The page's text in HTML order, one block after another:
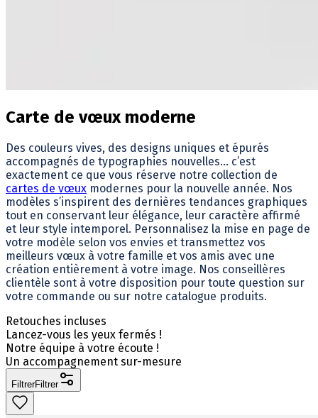
Carte de vœux moderne
Des couleurs vives, des designs uniques et épurés
accompagnés de typographies nouvelles… c’est
exactement ce que vous réserve notre collection de
cartes de vœux modernes pour la nouvelle année. Nos
modèles s’inspirent des dernières tendances graphiques
tout en conservant leur élégance, leur caractère affirmé
et leur style intemporel. Personnalisez la mise en page de
votre modèle selon vos envies et transmettez vos
meilleurs vœux à votre famille et vos amis avec une
création entièrement à votre image. Nos conseillères
clientèle sont à votre disposition pour toute question sur
votre commande ou sur notre catalogue produits.
Retouches incluses
Lancez-vous les yeux fermés !
Notre équipe à votre écoute !
Un accompagnement sur-mesure
FiltrerFiltrer